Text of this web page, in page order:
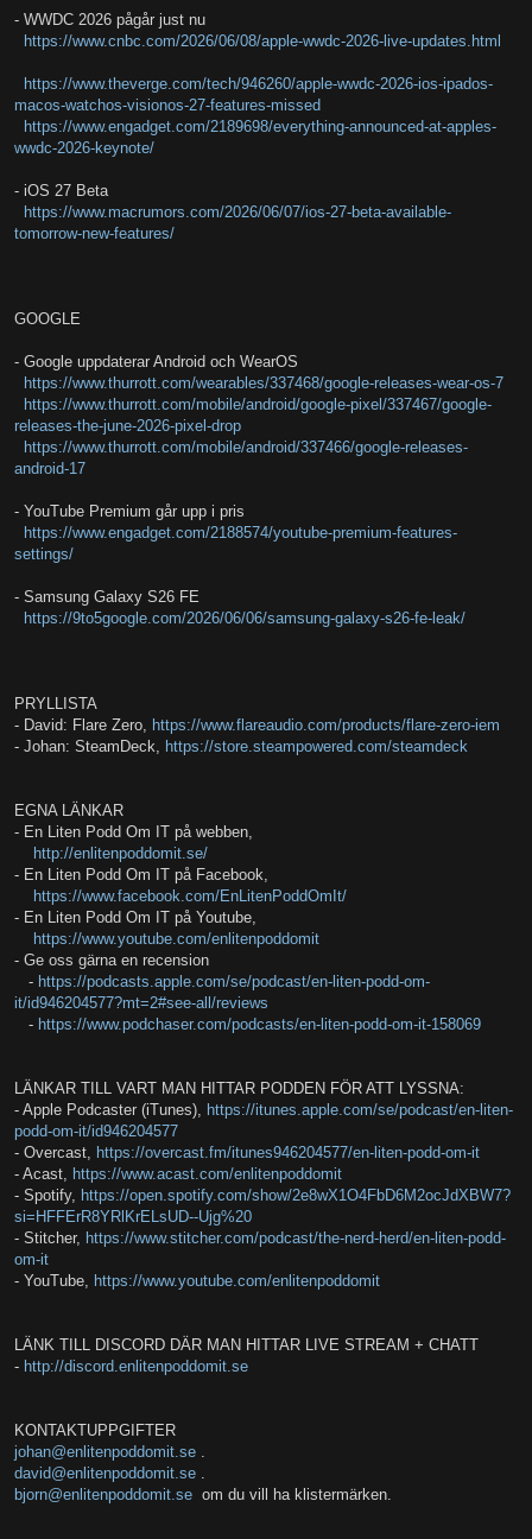
- WWDC 2026 pågår just nu
https://www.cnbc.com/2026/06/08/apple-wwdc-2026-live-updates.html
https://www.theverge.com/tech/946260/apple-wwdc-2026-ios-ipados-
macos-watchos-visionos-27-features-missed
https://www.engadget.com/2189698/everything-announced-at-apples-
wwdc-2026-keynote/
- iOS 27 Beta
https://www.macrumors.com/2026/06/07/ios-27-beta-available-
tomorrow-new-features/
GOOGLE
- Google uppdaterar Android och WearOS
https://www.thurrott.com/wearables/337468/google-releases-wear-os-7
https://www.thurrott.com/mobile/android/google-pixel/337467/google-
releases-the-june-2026-pixel-drop
https://www.thurrott.com/mobile/android/337466/google-releases-
android-17
- YouTube Premium går upp i pris
https://www.engadget.com/2188574/youtube-premium-features-
settings/
- Samsung Galaxy S26 FE
https://9to5google.com/2026/06/06/samsung-galaxy-s26-fe-leak/
PRYLLISTA
- David: Flare Zero, https://www.flareaudio.com/products/flare-zero-iem
- Johan: SteamDeck, https://store.steampowered.com/steamdeck
EGNA LÄNKAR
- En Liten Podd Om IT på webben,
http://enlitenpoddomit.se/
- En Liten Podd Om IT på Facebook,
https://www.facebook.com/EnLitenPoddOmIt/
- En Liten Podd Om IT på Youtube,
https://www.youtube.com/enlitenpoddomit
- Ge oss gärna en recension
- https://podcasts.apple.com/se/podcast/en-liten-podd-om-
it/id946204577?mt=2#see-all/reviews
- https://www.podchaser.com/podcasts/en-liten-podd-om-it-158069
LÄNKAR TILL VART MAN HITTAR PODDEN FÖR ATT LYSSNA:
- Apple Podcaster (iTunes), https://itunes.apple.com/se/podcast/en-liten-
podd-om-it/id946204577
- Overcast, https://overcast.fm/itunes946204577/en-liten-podd-om-it
- Acast, https://www.acast.com/enlitenpoddomit
- Spotify, https://open.spotify.com/show/2e8wX1O4FbD6M2ocJdXBW7?
si=HFFErR8YRlKrELsUD--Ujg%20
- Stitcher, https://www.stitcher.com/podcast/the-nerd-herd/en-liten-podd-
om-it
- YouTube, https://www.youtube.com/enlitenpoddomit
LÄNK TILL DISCORD DÄR MAN HITTAR LIVE STREAM + CHATT
- http://discord.enlitenpoddomit.se
KONTAKTUPPGIFTER
johan@enlitenpoddomit.se .
david@enlitenpoddomit.se .
bjorn@enlitenpoddomit.se om du vill ha klistermärken.